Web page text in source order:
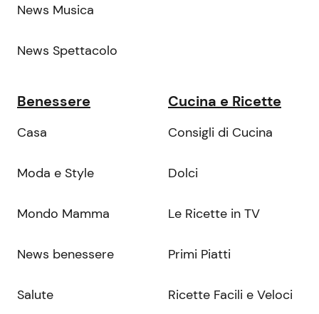
News Musica
News Spettacolo
Benessere
Casa
Moda e Style
Mondo Mamma
News benessere
Salute
Cucina e Ricette
Consigli di Cucina
Dolci
Le Ricette in TV
Primi Piatti
Ricette Facili e Veloci